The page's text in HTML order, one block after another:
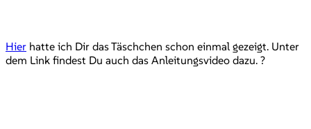
Hier hatte ich Dir das Täschchen schon einmal gezeigt. Unter
dem Link findest Du auch das Anleitungsvideo dazu. ?